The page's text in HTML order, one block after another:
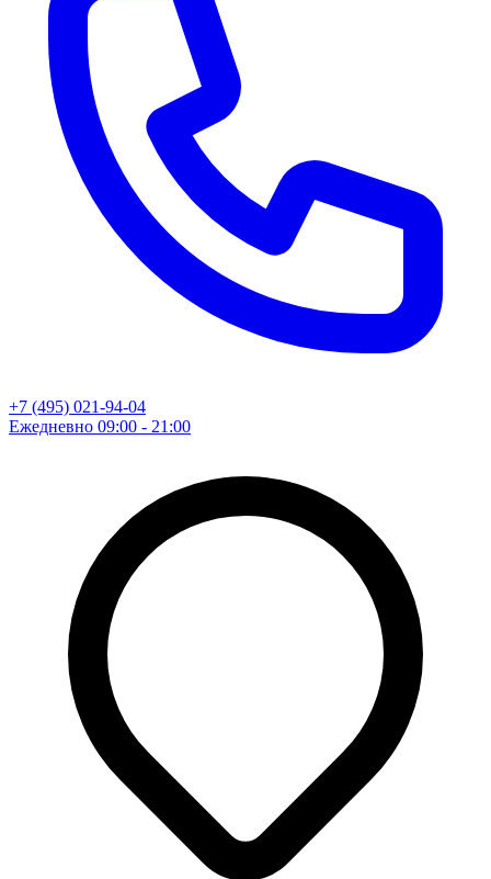
+7 (495) 021-94-04
Ежедневно 09:00 - 21:00